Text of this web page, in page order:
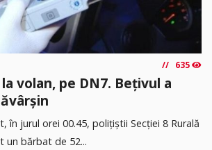
635
volan, pe DN7. Bețivul a
în jurul orei 00.45, polițiștii Secției 8 Rurală
un bărbat de 52...